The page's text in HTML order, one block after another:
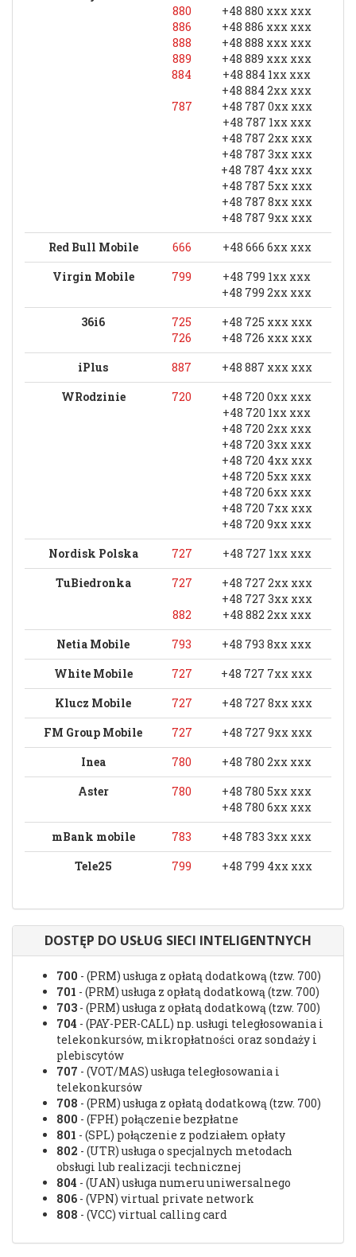
880
886
888
889
884
787
+48 880 xxx xxx
+48 886 xxx xxx
+48 888 xxx xxx
+48 889 xxx xxx
+48 884 1xx xxx
+48 884 2xx xxx
+48 787 0xx xxx
+48 787 1xx xxx
+48 787 2xx xxx
+48 787 3xx xxx
+48 787 4xx xxx
+48 787 5xx xxx
+48 787 8xx xxx
+48 787 9xx xxx
Red Bull Mobile
666
+48 666 6xx xxx
Virgin Mobile
799
+48 799 1xx xxx
+48 799 2xx xxx
36i6
725
726
+48 725 xxx xxx
+48 726 xxx xxx
iPlus
887
+48 887 xxx xxx
WRodzinie
720
+48 720 0xx xxx
+48 720 1xx xxx
+48 720 2xx xxx
+48 720 3xx xxx
+48 720 4xx xxx
+48 720 5xx xxx
+48 720 6xx xxx
+48 720 7xx xxx
+48 720 9xx xxx
Nordisk Polska
727
+48 727 1xx xxx
TuBiedronka
727
882
+48 727 2xx xxx
+48 727 3xx xxx
+48 882 2xx xxx
Netia Mobile
793
+48 793 8xx xxx
White Mobile
727
+48 727 7xx xxx
Klucz Mobile
727
+48 727 8xx xxx
FM Group Mobile
727
+48 727 9xx xxx
Inea
780
+48 780 2xx xxx
Aster
780
+48 780 5xx xxx
+48 780 6xx xxx
mBank mobile
783
+48 783 3xx xxx
Tele25
799 +48 799 4xx xxx
DOSTĘP DO USŁUG SIECI INTELIGENTNYCH
700 - (PRM) usługa z opłatą dodatkową (tzw. 700)
701 - (PRM) usługa z opłatą dodatkową (tzw. 700)
703 - (PRM) usługa z opłatą dodatkową (tzw. 700)
704 - (PAY-PER-CALL) np. usługi teległosowania i
telekonkursów, mikropłatności oraz sondaży i
plebiscytów
707 - (VOT/MAS) usługa teległosowania i
telekonkursów
708 - (PRM) usługa z opłatą dodatkową (tzw. 700)
800 - (FPH) połączenie bezpłatne
801 - (SPL) połączenie z podziałem opłaty
802 - (UTR) usługa o specjalnych metodach
obsługi lub realizacji technicznej
804 - (UAN) usługa numeru uniwersalnego
806 - (VPN) virtual private network
808 - (VCC) virtual calling card